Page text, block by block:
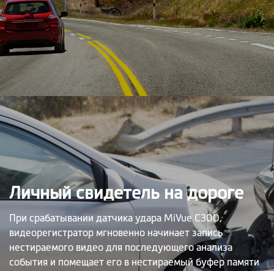
Личный свидетель на дороге
При срабатывании датчика удара MiVue C300,
видеорегистратор мгновенно начинает запись
нестираемого видео для последующего анализа
события и помещает его в нестираемый буфер памяти